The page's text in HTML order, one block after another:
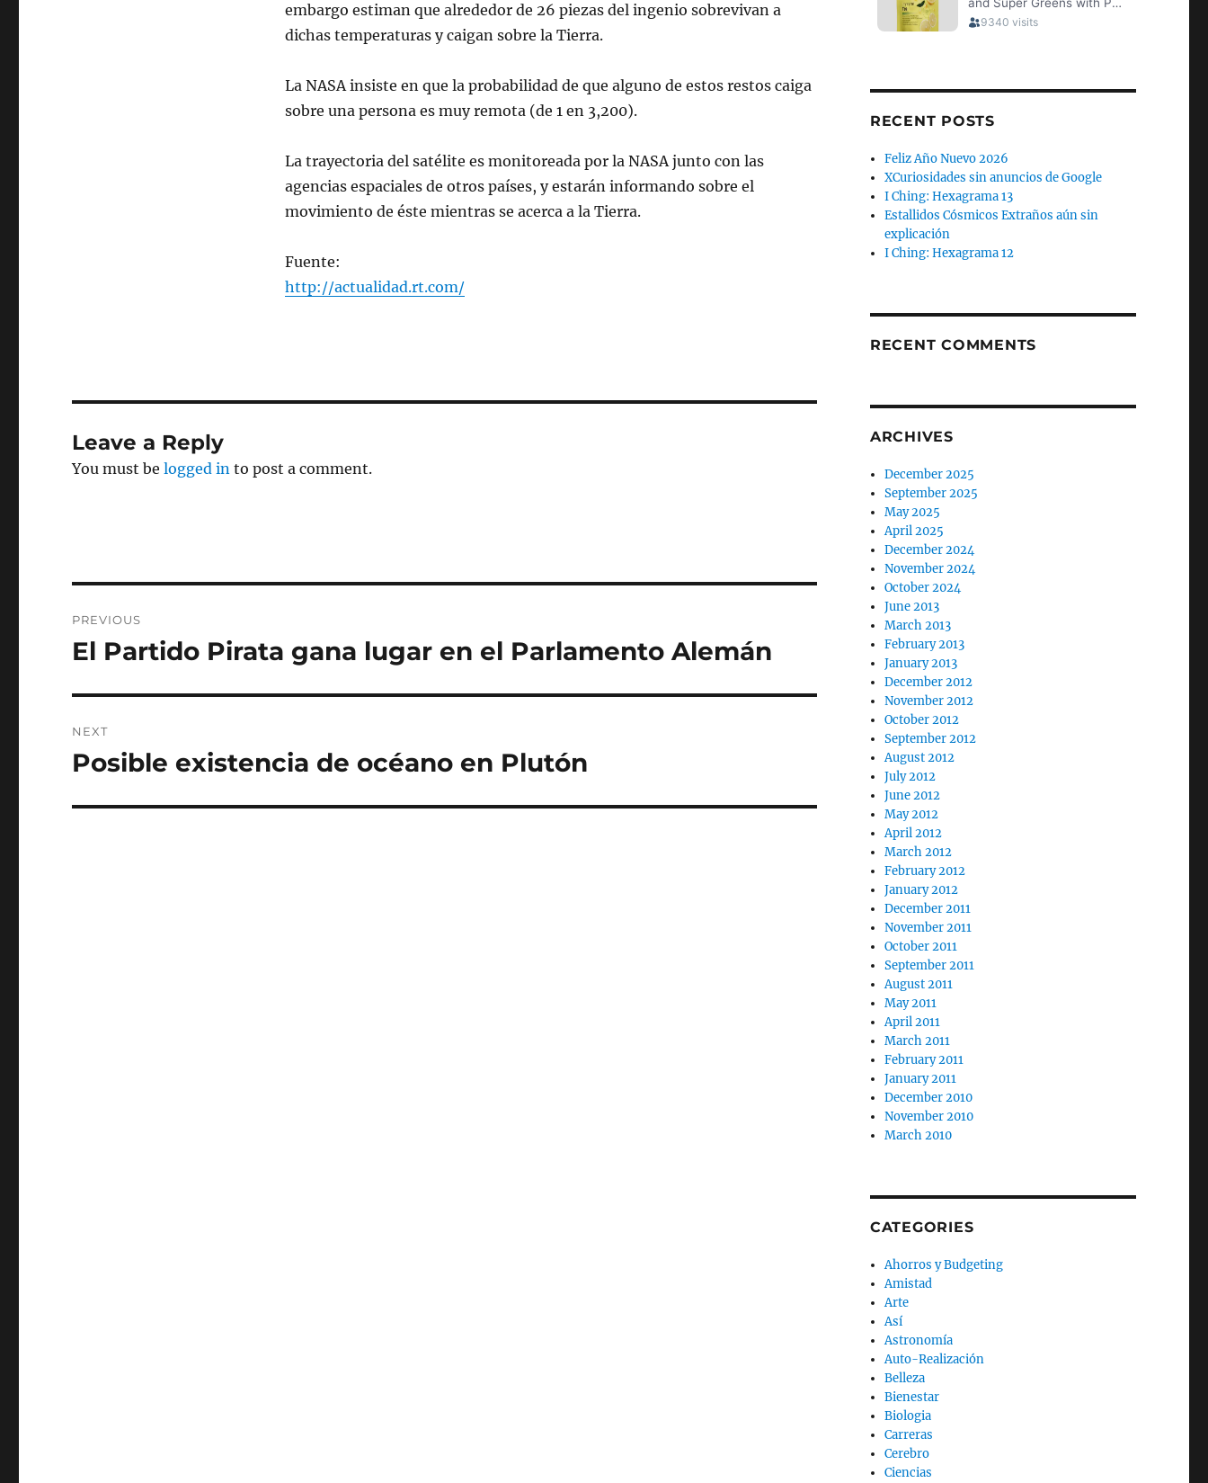
embargo estiman que alrededor de 26 piezas del ingenio sobrevivan a
dichas temperaturas y caigan sobre la Tierra.
La NASA insiste en que la probabilidad de que alguno de estos restos caiga
sobre una persona es muy remota (de 1 en 3,200).
La trayectoria del satélite es monitoreada por la NASA junto con las
agencias espaciales de otros países, y estarán informando sobre el
movimiento de éste mientras se acerca a la Tierra.
Fuente:
http://actualidad.rt.com/
Leave a Reply
You must belogged in to post a comment.
navigation
PREVIOUS
Previous
El Partido Pirata gana lugar en el Parlamento Alemán
NEXT
Next
Posible existencia de océano en Plutón
RECENT POSTS
Feliz Año Nuevo 2026
XCuriosidades sin anuncios de Google
I Ching: Hexagrama 13
Estallidos Cósmicos Extraños aún sin
explicación
I Ching: Hexagrama 12
RECENT COMMENTS
ARCHIVES
December 2025
September 2025
May 2025
April 2025
December 2024
November 2024
October 2024
June 2013
March 2013
February 2013
January 2013
December 2012
November 2012
October 2012
September 2012
August 2012
July 2012
June 2012
May 2012
April 2012
March 2012
February 2012
January 2012
December 2011
November 2011
October 2011
September 2011
August 2011
May 2011
April 2011
March 2011
February 2011
January 2011
December 2010
November 2010
March 2010
CATEGORIES
Ahorros y Budgeting
Amistad
Arte
Así
Astronomía
Auto-Realización
Belleza
Bienestar
Biologia
Carreras
Cerebro
Ciencias